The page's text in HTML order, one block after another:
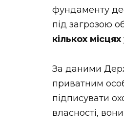
фундаменту
під загрозою
кількох
За даними
приватним
підписувати
власності,